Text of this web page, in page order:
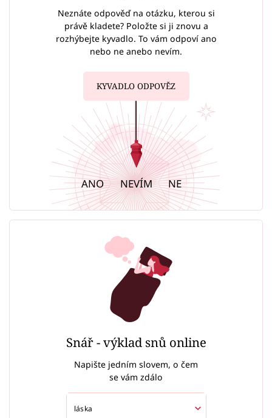
Neznáte odpověď na otázku, kterou si
právě kladete? Položte si ji znovu a
rozhýbejte kyvadlo. To vám odpoví ano
nebo ne anebo nevím.
KYVADLO ODPOVĚZ
ANO NEVÍM NE
Snář - výklad snů online
Napište jedním slovem, o čem
se vám zdálo